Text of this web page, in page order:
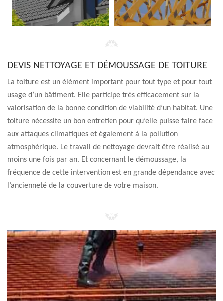
DEVIS NETTOYAGE ET DÉMOUSSAGE DE TOITURE
La toiture est un élément important pour tout type et pour tout
usage d’un bâtiment. Elle participe très efficacement sur la
valorisation de la bonne condition de viabilité d’un habitat. Une
toiture nécessite un bon entretien pour qu’elle puisse faire face
aux attaques climatiques et également à la pollution
atmosphérique. Le travail de nettoyage devrait être réalisé au
moins une fois par an. Et concernant le démoussage, la
fréquence de cette intervention est en grande dépendance avec
l’ancienneté de la couverture de votre maison.